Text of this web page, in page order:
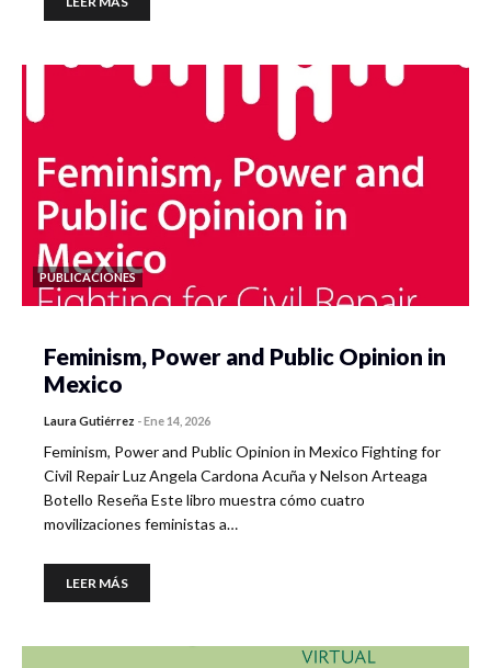
PUBLICACIONES
Feminism, Power and Public Opinion in
Mexico
Laura Gutiérrez -Ene 14, 2026
Feminism, Power and Public Opinion in Mexico Fighting for
Civil Repair Luz Angela Cardona Acuña y Nelson Arteaga
Botello Reseña Este libro muestra cómo cuatro
movilizaciones feministas a…
LEER MÁS